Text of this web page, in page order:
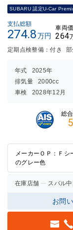
SUBARU 認定U-Car
支払総額
274.8万円
車両
264
定期点検整備：付き
年式 2025年
排気量
2000cc
車検
2028年12月
総
5
メーカーＯＰ：Ｆ
のグレー色
在庫店舗 スバル
お問